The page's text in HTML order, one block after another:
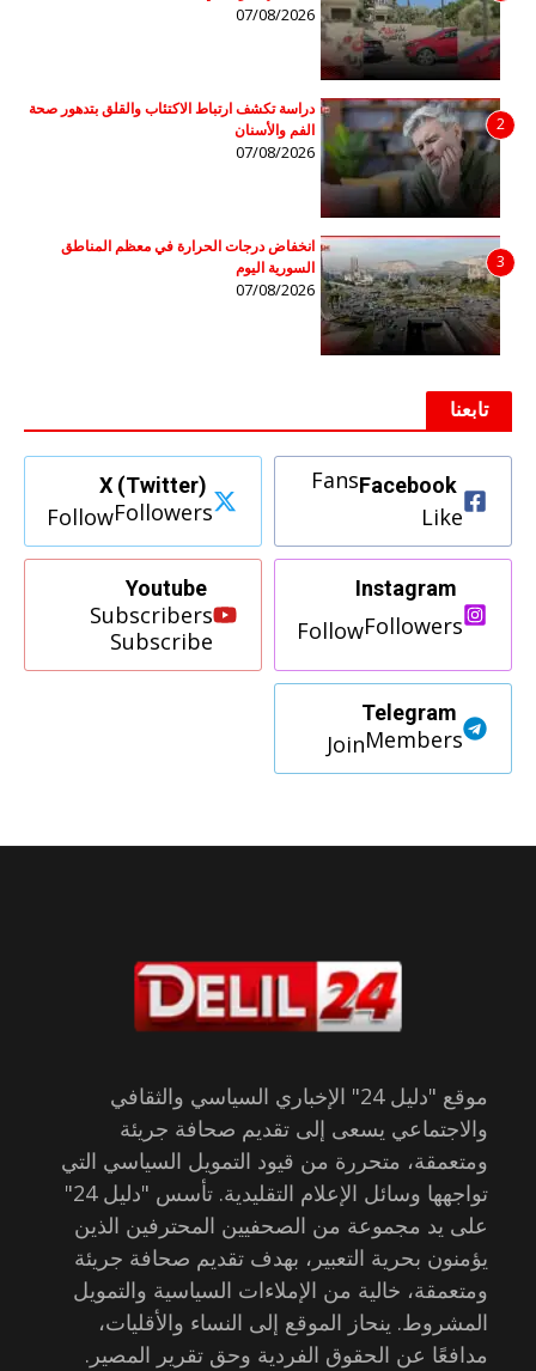
07/08/2026
2
دراسة تكشف ارتباط الاكتئاب والقلق بتدهور صحة
الفم والأسنان
07/08/2026
3
انخفاض درجات الحرارة في معظم المناطق
السورية اليوم
07/08/2026
تابعنا
Facebook
Fans
Like
X (Twitter)
Followers
Follow
Instagram
Followers
Follow
Youtube
Subscribers
Subscribe
Telegram
Members
Join
موقع "دليل 24" الإخباري السياسي والثقافي
والاجتماعي يسعى إلى تقديم صحافة جريئة
ومتعمقة، متحررة من قيود التمويل السياسي التي
تواجهها وسائل الإعلام التقليدية. تأسس "دليل 24"
على يد مجموعة من الصحفيين المحترفين الذين
يؤمنون بحرية التعبير، بهدف تقديم صحافة جريئة
ومتعمقة، خالية من الإملاءات السياسية والتمويل
المشروط. ينحاز الموقع إلى النساء والأقليات،
مدافعًا عن الحقوق الفردية وحق تقرير المصير.